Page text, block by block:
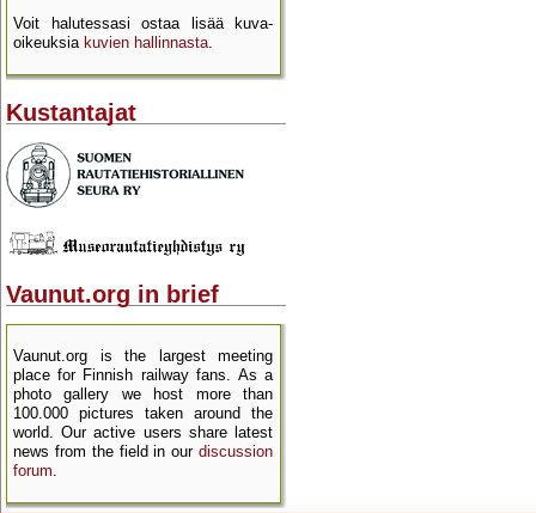
Voit halutessasi ostaa lisää kuva­
oikeuksia kuvien hallinnasta.
Kustantajat
Vaunut.org in brief
Vaunut.org is the largest meeting
place for Finnish railway fans. As a
photo gallery we host more than
100.000 pictures taken around the
world. Our active users share latest
news from the field in our discussion
forum